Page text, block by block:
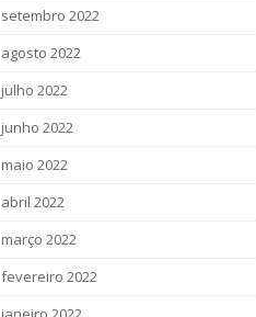
setembro 2022
agosto 2022
julho 2022
junho 2022
maio 2022
abril 2022
março 2022
fevereiro 2022